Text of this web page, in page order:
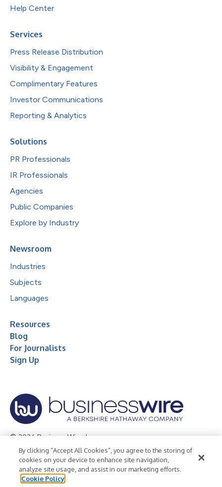
Help Center
Services
Press Release Distribution
Visibility & Engagement
Complimentary Features
Investor Communications
Reporting & Analytics
Solutions
PR Professionals
IR Professionals
Agencies
Public Companies
Explore by Industry
Newsroom
Industries
Subjects
Languages
Resources
Blog
For Journalists
Sign Up
© 2026 Business Wire, Inc.
Privacy Policy Cookie Policy
Accessibility Statement
Terms of Use
Legal
By clicking “Accept All Cookies”, you agree to the storing of
cookies on your device to enhance site navigation,
analyze site usage, and assist in our marketing efforts.
Cookie Policy